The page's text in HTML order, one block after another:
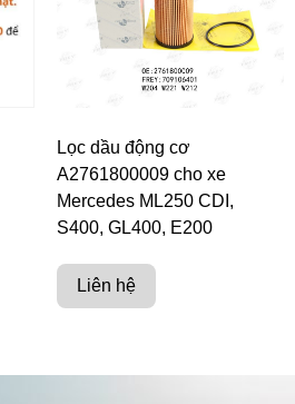
Lọc dầu động cơ
A2761800009 cho xe
Mercedes ML250 CDI,
S400, GL400, E200
Liên hệ